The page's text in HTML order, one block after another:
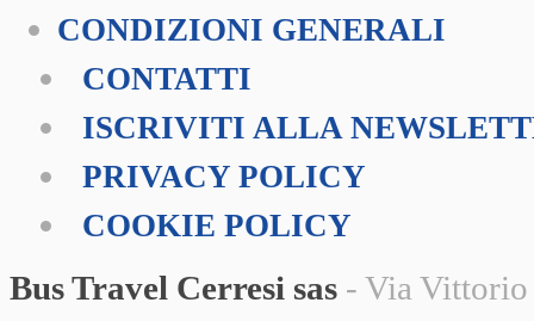
CONDIZIONI GENERALI
CONTATTI
ISCRIVITI ALLA
PRIVACY POLICY
COOKIE POLICY
Bus Travel Cerresi sas - Via Vittorio